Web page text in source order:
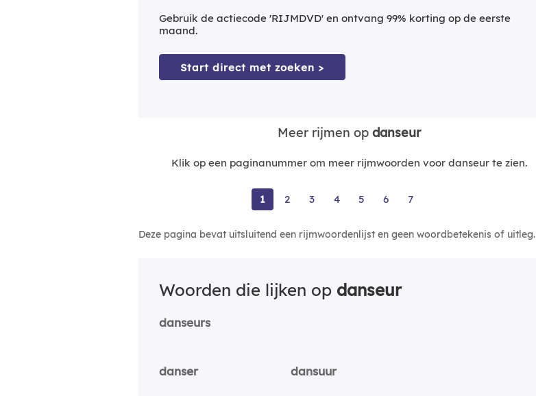
Gebruik de actiecode 'RIJMDVD' en ontvang 99% korting op de eerste
maand.
Start direct met zoeken >
Meer rijmen op danseur
Klik op een paginanummer om meer rijmwoorden voor danseur te zien.
1 2 3 4 5 6 7
Deze pagina bevat uitsluitend een rijmwoordenlijst en geen woordbetekenis of uitleg.
Woorden die lijken op danseur
danseurs
danser dansuur